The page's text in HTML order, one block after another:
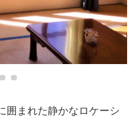
囲まれた静かなロケーシ